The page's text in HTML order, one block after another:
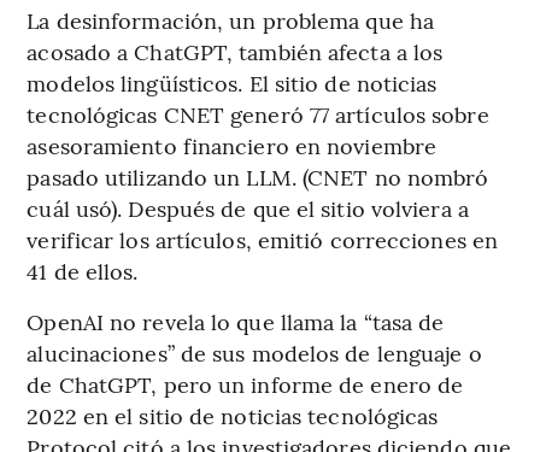
La desinformación, un problema que ha
acosado a ChatGPT, también afecta a los
modelos lingüísticos. El sitio de noticias
tecnológicas CNET generó 77 artículos sobre
asesoramiento financiero en noviembre
pasado utilizando un LLM. (CNET no nombró
cuál usó). Después de que el sitio volviera a
verificar los artículos, emitió correcciones en
41 de ellos.
OpenAI no revela lo que llama la “tasa de
alucinaciones” de sus modelos de lenguaje o
de ChatGPT, pero un informe de enero de
2022 en el sitio de noticias tecnológicas